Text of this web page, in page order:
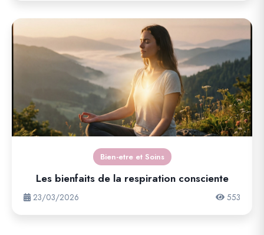
Bien-etre et Soins
Les bienfaits de la respiration consciente
23/03/2026 553